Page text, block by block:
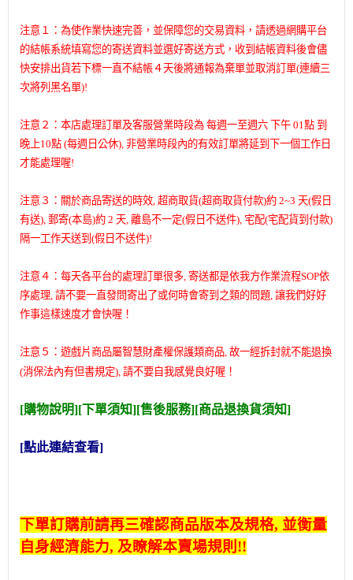
注意１：為使作業快速完善，並保障您的交易資料，請透過網購平台
的結帳系統填寫您的寄送資料並選好寄送方式，收到結帳資料後會儘
快安排出貨若下標一直不結帳４天後將通報為棄單並取消訂單(連續三
次將列黑名單)!
注意２：本店處理訂單及客服營業時段為 每週一至週六 下午 01點 到
晚上10點 (每週日公休), 非營業時段內的有效訂單將延到下一個工作日
才能處理喔!
注意３：關於商品寄送的時效, 超商取貨(超商取貨付款)約 2~3 天(假日
有送), 郵寄(本島)約 2 天, 離島不一定(假日不送件), 宅配(宅配貨到付款)
隔一工作天送到(假日不送件)!
注意４：每天各平台的處理訂單很多, 寄送都是依我方作業流程SOP依
序處理, 請不要一直發問寄出了或何時會寄到之類的問題, 讓我們好好
作事這樣速度才會快喔！
注意５：遊戲片商品屬智慧財產權保護類商品, 故一經拆封就不能退換
(消保法內有但書規定), 請不要自我感覺良好喔！
[購物說明][下單須知][售後服務][商品退換貨須知]
[點此連結查看]
下單訂購前請再三確認商品版本及規格, 並衡量
自身經濟能力, 及瞭解本賣場規則!!